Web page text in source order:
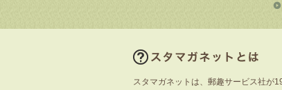
スタマガネットは、郵趣サービス社が